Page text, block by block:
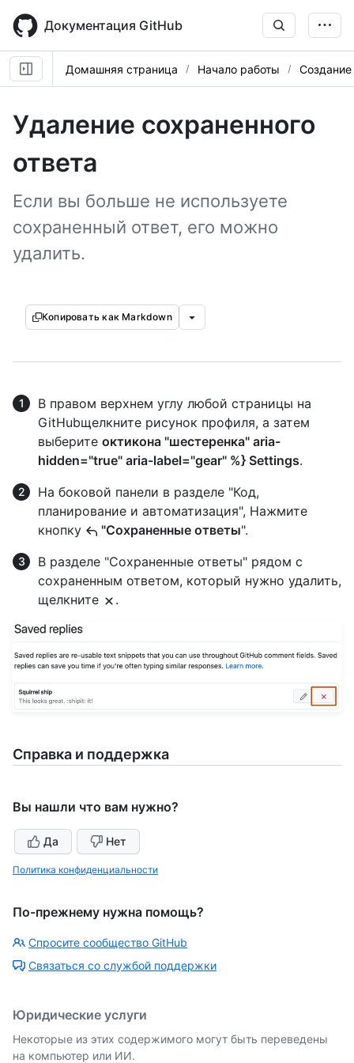
main
content
Документация GitHub
Домашняя страница Начало работы
Удаление сохраненного
ответа
Если вы больше не используете
сохраненный ответ, его можно
удалить.
Копировать как Markdown
В правом верхнем углу любой страницы на
GitHubщелкните рисунок профиля, а затем
выберите октикона "шестеренка" aria-
hidden="true" aria-label="gear" %} Settings.
На боковой панели в разделе "Код,
планирование и автоматизация", Нажмите
кнопку
"Сохраненные ответы".
В разделе "Сохраненные ответы" рядом с
сохраненным ответом, который нужно удалить,
щелкните
.
Справка и поддержка
Вы нашли что вам нужно?
Да Нет
Политика конфиденциальности
По-прежнему нужна помощь?
Спросите сообщество GitHub
Связаться со службой поддержки
Юридические услуги
Некоторые из этих содержимого могут быть переведены
на компьютер или ИИ.